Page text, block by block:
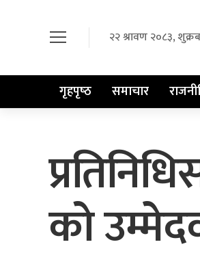
२२ श्रावण २०८३,
गृहपृष्‍ठ समाचार
को